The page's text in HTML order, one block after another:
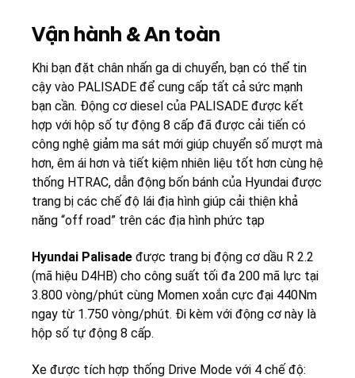
Vận hành & An toàn
Khi bạn đặt chân nhấn ga di chuyển, bạn có thể tin
cậy vào PALISADE để cung cấp tất cả sức mạnh
bạn cần. Động cơ diesel của PALISADE được kết
hợp với hộp số tự động 8 cấp đã được cải tiến có
công nghệ giảm ma sát mới giúp chuyển số mượt mà
hơn, êm ái hơn và tiết kiệm nhiên liệu tốt hơn cùng hệ
thống HTRAC, dẫn động bốn bánh của Hyundai được
trang bị các chế độ lái địa hình giúp cải thiện khả
năng “off road” trên các địa hình phức tạp
Hyundai Palisade được trang bị động cơ dầu R 2.2
(mã hiệu D4HB) cho công suất tối đa 200 mã lực tại
3.800 vòng/phút cùng Momen xoắn cực đại 440Nm
ngay từ 1.750 vòng/phút. Đi kèm với động cơ này là
hộp số tự động 8 cấp.
Xe được tích hợp thống Drive Mode với 4 chế độ: